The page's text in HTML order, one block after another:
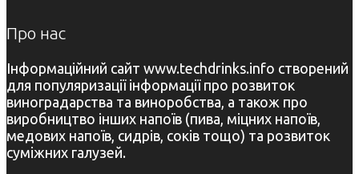
Про нас
Інформаційний сайт www.techdrinks.info створений
для популяризації інформації про розвиток
виноградарства та виноробства, а також про
виробництво інших напоїв (пива, міцних напоїв,
медових напоїв, сидрів, соків тощо) та розвиток
суміжних галузей.